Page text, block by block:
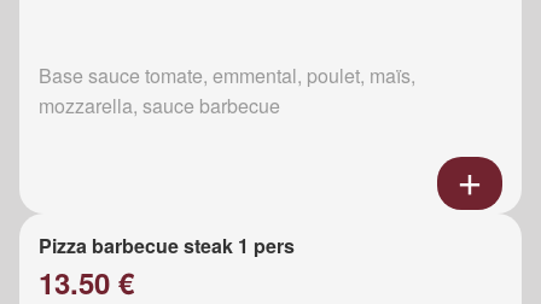
Base sauce tomate, emmental, poulet, maïs,
mozzarella, sauce barbecue
Pizza barbecue steak 1 pers
13.50 €